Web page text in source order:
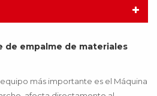
empalme de materiales
más importante es el Máquina